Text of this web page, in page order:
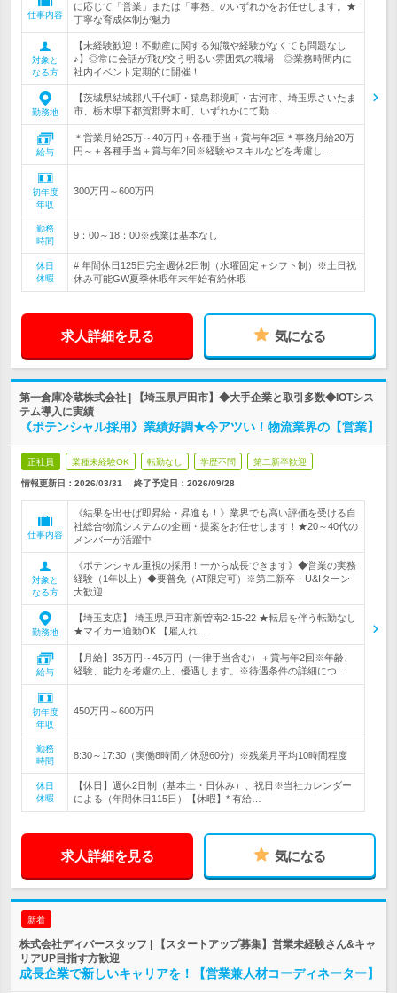
仕事内容
に応じて「営業」または「事務」のいずれかをお任せします。★
丁寧な育成体制が魅力
対象と
なる方
【未経験歓迎！不動産に関する知識や経験がなくても問題なし
♪】◎常に会話が飛び交う明るい雰囲気の職場 ◎業務時間内に
社内イベント定期的に開催！
勤務地
【茨城県結城郡八千代町・猿島郡境町・古河市、埼玉県さいたま
市、栃木県下都賀郡野木町、いずれかにて勤…
給与
＊営業月給25万～40万円＋各種手当＋賞与年2回＊事務月給20万
円～＋各種手当＋賞与年2回※経験やスキルなどを考慮し…
初年度
年収
300万円～600万円
勤務
時間
9：00～18：00※残業は基本なし
休日
休暇
# 年間休日125日完全週休2日制（水曜固定＋シフト制）※土日祝
休み可能GW夏季休暇年末年始有給休暇
求人詳細を見る 気になる
第一倉庫冷蔵株式会社 | 【埼玉県戸田市】◆大手企業と取引多数◆IOTシス
テム導入に実績
《ポテンシャル採用》業績好調★今アツい！物流業界の【営業】
正社員 業種未経験OK 転勤なし 学歴不問 第二新卒歓迎
情報更新日：2026/03/31 終了予定日： 2026/09/28
仕事内容
《結果を出せば即昇給・昇進も！》業界でも高い評価を受ける自
社総合物流システムの企画・提案をお任せします！★20～40代の
メンバーが活躍中
対象と
なる方
《ポテンシャル重視の採用！一から成長できます》◆営業の実務
経験（1年以上）◆要普免（AT限定可）※第二新卒・U&Iターン
大歓迎
勤務地
【埼玉支店】 埼玉県戸田市新曽南2-15-22 ★転居を伴う転勤なし
★マイカー通勤OK 【雇入れ…
給与
【月給】35万円～45万円（一律手当含む）＋賞与年2回※年齢、
経験、能力を考慮の上、優遇します。※待遇条件の詳細につ…
初年度
年収
450万円～600万円
勤務
時間
8:30～17:30（実働8時間／休憩60分）※残業月平均10時間程度
休日
休暇
【休日】週休2日制（基本土・日休み）、祝日※当社カレンダー
による（年間休日115日）【休暇】* 有給…
求人詳細を見る 気になる
新着
株式会社ディバースタッフ | 【スタートアップ募集】営業未経験さん&キャ
リアUP目指す方歓迎
成長企業で新しいキャリアを！【営業兼人材コーディネーター】